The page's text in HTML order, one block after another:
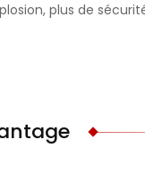
plus de